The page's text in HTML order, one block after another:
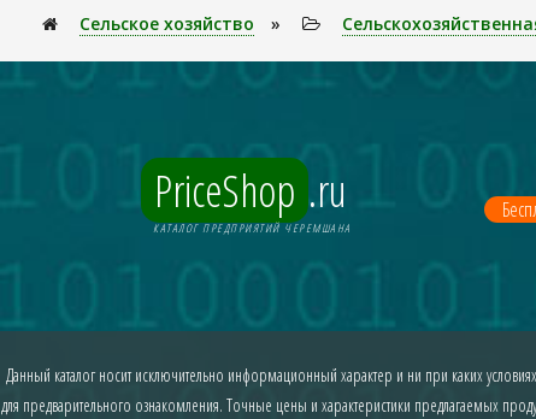
Сельское хозяйство »
PriceShop .ru
КАТАЛОГ ПРЕДПРИЯТИЙ ЧЕРЕМШАНА
Данный каталог носит исключительно информационный характер и ни при каких
для предварительного ознакомления. Точные цены и характеристики предлагаемых